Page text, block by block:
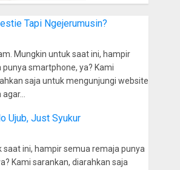
Tapi Ngejerumusin?
Mungkin untuk saat ini, hampir
smartphone, ya? Kami
saja untuk mengunjungi website
Ujub, Just Syukur
saat ini, hampir semua remaja punya
Kami sarankan, diarahkan saja